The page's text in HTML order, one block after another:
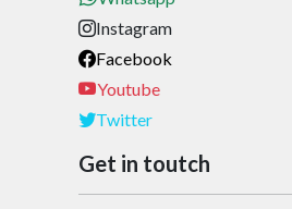
Instagram
Facebook
Youtube
Twitter
Get in toutch